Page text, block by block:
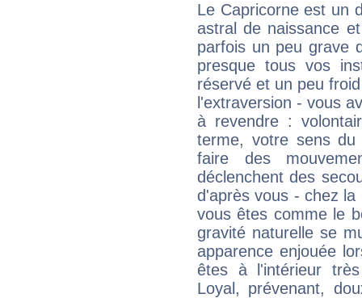
Le Capricorne est un
astral de naissance
parfois un peu grave
presque tous vos
réservé et un peu
l'extraversion - vous
à revendre :
terme, votre sens
faire des
déclenchent des
d'après vous - chez
vous êtes comme le
gravité naturelle se
apparence enjouée
êtes à l'intérieur
Loyal, prévenant,